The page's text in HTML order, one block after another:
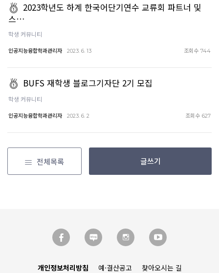
2023학년도 하계 한국어단기연수 교류회 파트너 및
스…
학생 커뮤니티
인공지능융합학과관리자 2023. 6. 13 조회수 744
BUFS 재학생 블로그기자단 2기 모집
학생 커뮤니티
인공지능융합학과관리자 2023. 6. 2 조회수 627
전체목록 글쓰기
개인정보처리방침 예·결산공고
찾아오시는 길